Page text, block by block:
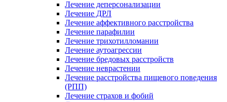
Лечение деперсонализации
Лечение ДРЛ
Лечение аффективного расстройства
Лечение парафилии
Лечение трихотилломании
Лечение аутоагрессии
Лечение бредовых расстройств
Лечение неврастении
Лечение расстройства пищевого поведения
(РПП)
Лечение страхов и фобий